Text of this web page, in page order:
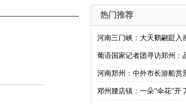
热门推荐
河南三门峡：大天鹅翩跹入
葡语国家记者团寻访郑州：
河南郑州：中外市长游船赏
邓州腰店镇：一朵“伞花”开